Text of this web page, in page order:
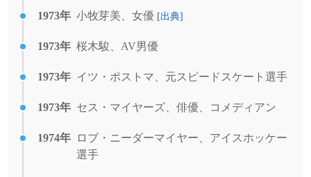
1973年 小牧芽美、女優 [出典]
1973年 桜木駿、AV男優
1973年 イツ・ポストマ、元スピードスケート選手
1973年 セス・マイヤーズ、俳優、コメディアン
1974年
ロブ・ニーダーマイヤー、アイスホッケー
選手